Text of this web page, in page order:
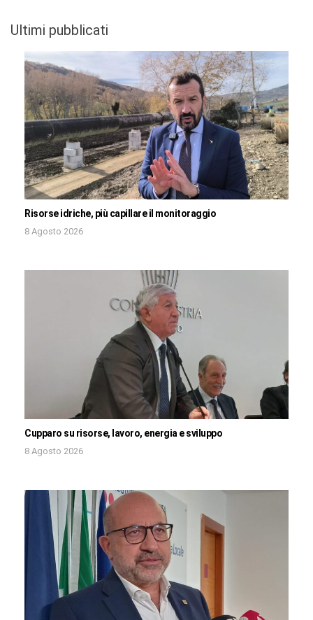
Ultimi pubblicati
Risorse idriche, più capillare il monitoraggio
8 Agosto 2026
Cupparo su risorse, lavoro, energia e sviluppo
8 Agosto 2026